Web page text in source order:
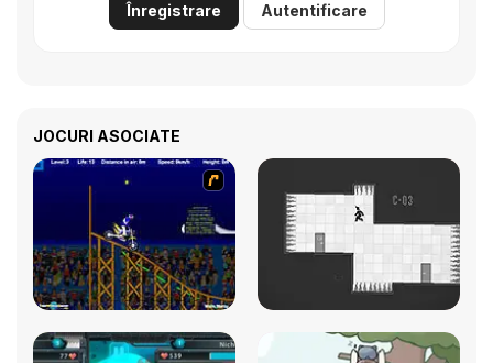
Înregistrare Autentificare
JOCURI ASOCIATE